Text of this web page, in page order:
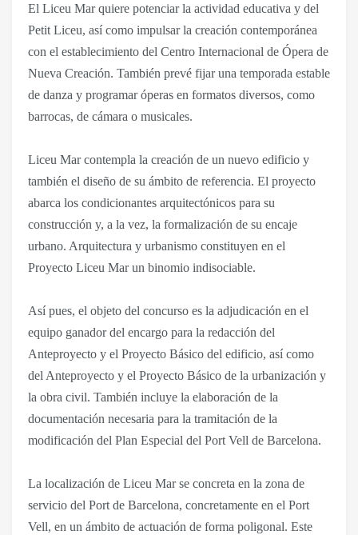
El Liceu Mar quiere potenciar la actividad educativa y del
Petit Liceu, así como impulsar la creación contemporánea
con el establecimiento del Centro Internacional de Ópera de
Nueva Creación. También prevé fijar una temporada estable
de danza y programar óperas en formatos diversos, como
barrocas, de cámara o musicales.
Liceu Mar contempla la creación de un nuevo edificio y
también el diseño de su ámbito de referencia. El proyecto
abarca los condicionantes arquitectónicos para su
construcción y, a la vez, la formalización de su encaje
urbano. Arquitectura y urbanismo constituyen en el
Proyecto Liceu Mar un binomio indisociable.
Así pues, el objeto del concurso es la adjudicación en el
equipo ganador del encargo para la redacción del
Anteproyecto y el Proyecto Básico del edificio, así como
del Anteproyecto y el Proyecto Básico de la urbanización y
la obra civil. También incluye la elaboración de la
documentación necesaria para la tramitación de la
modificación del Plan Especial del Port Vell de Barcelona.
La localización de Liceu Mar se concreta en la zona de
servicio del Port de Barcelona, concretamente en el Port
Vell, en un ámbito de actuación de forma poligonal. Este